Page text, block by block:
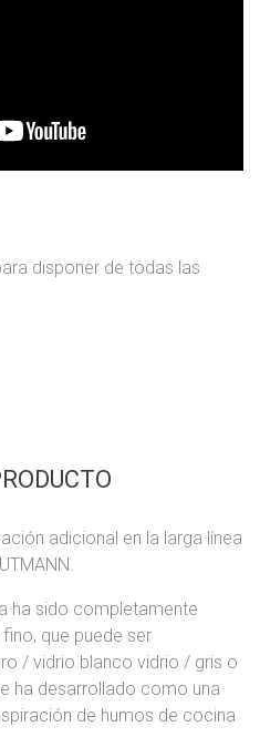
disponer de todas las
adicional en la larga línea
ha sido completamente
que puede ser
/ vidrio blanco vidrio / gris o
ha desarrollado como una
de humos de cocina